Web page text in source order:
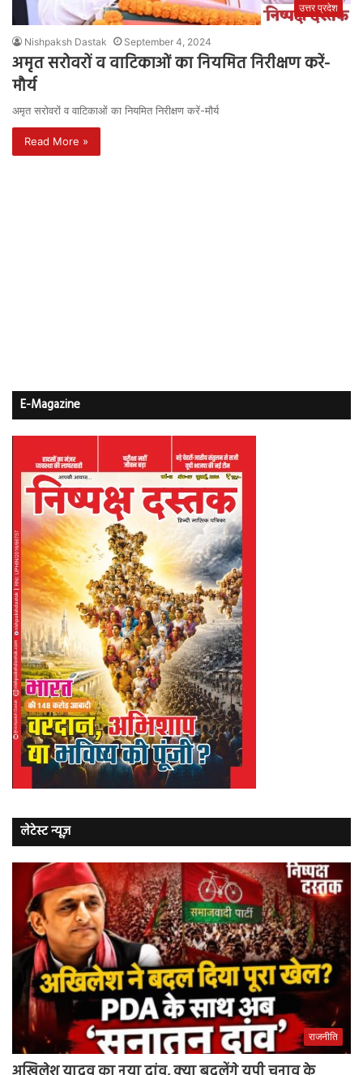
उत्तर प्रदेश
Nishpaksh Dastak September 4, 2024
अमृत सरोवरों व वाटिकाओं का नियमित निरीक्षण करें-
मौर्य
अमृत सरोवरों व वाटिकाओं का नियमित निरीक्षण करें-मौर्य
Read More »
E-Magazine
लेटेस्ट न्यूज़
राजनीति